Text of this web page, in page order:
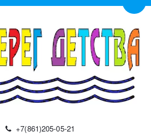
+7(861)205-05-21